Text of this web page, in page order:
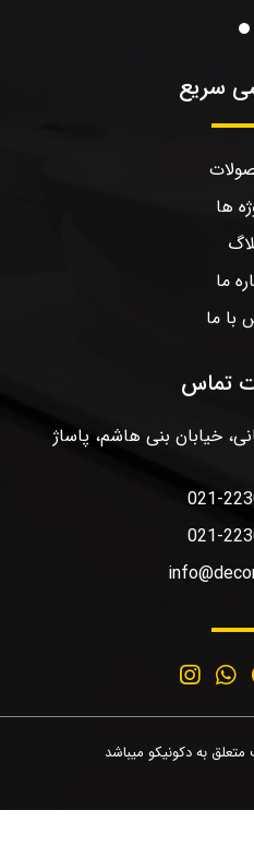
سریع
ها
ما
با ما
تماس
خیابان بنی هاشم، پاساژ
021-
021-
به دکونیکو میباشد